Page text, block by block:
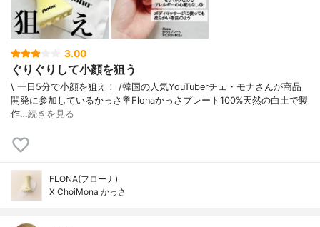
3.00
ぐりぐりして小顔を狙う
\ 一日5分で小顔を狙え！ /⁡韓国の人気YouTuberチェ・モナさんが商品
開発に参加しているかっさ⁡⁡💐Flonaかっさプレート⁡⁡100%天然の白土で製
作…続きを見る
FLONA(フローナ)
X ChoiMona かっさ